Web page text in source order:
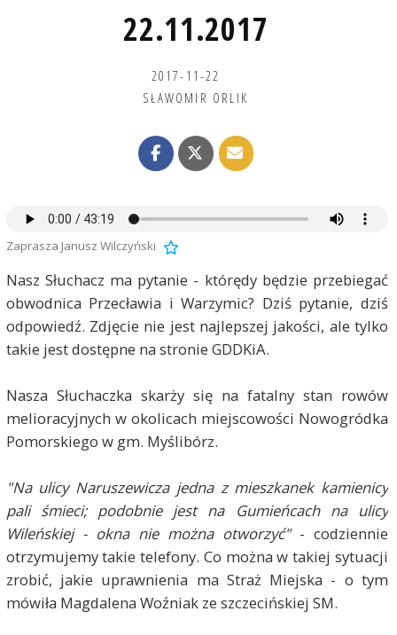
22.11.2017
2017-11-22
SŁAWOMIR ORLIK
Zaprasza Janusz Wilczyński
Nasz Słuchacz ma pytanie - którędy będzie przebiegać
obwodnica Przecławia i Warzymic? Dziś pytanie, dziś
odpowiedź. Zdjęcie nie jest najlepszej jakości, ale tylko
takie jest dostępne na stronie GDDKiA.
Nasza Słuchaczka skarży się na fatalny stan rowów
melioracyjnych w okolicach miejscowości Nowogródka
Pomorskiego w gm. Myślibórz.
"Na ulicy Naruszewicza jedna z mieszkanek kamienicy
pali śmieci; podobnie jest na Gumieńcach na ulicy
Wileńskiej - okna nie można otworzyć"- codziennie
otrzymujemy takie telefony. Co można w takiej sytuacji
zrobić, jakie uprawnienia ma Straż Miejska - o tym
mówiła Magdalena Woźniak ze szczecińskiej SM.